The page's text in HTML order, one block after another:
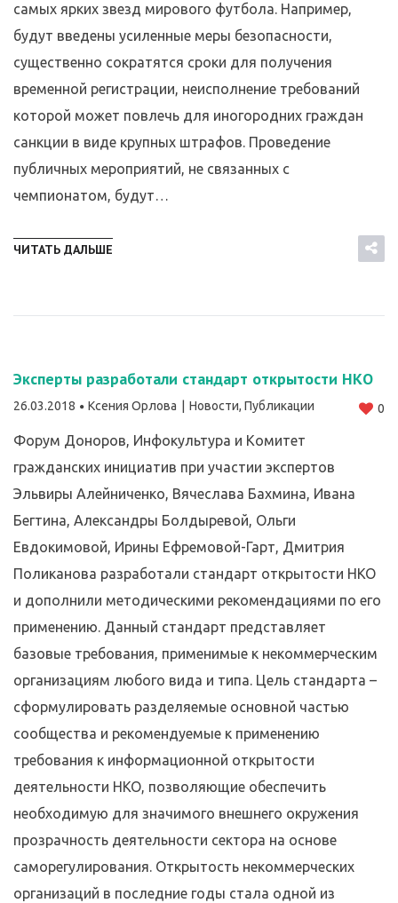
самых ярких звезд мирового футбола. Например,
будут введены усиленные меры безопасности,
существенно сократятся сроки для получения
временной регистрации, неисполнение требований
которой может повлечь для иногородних граждан
санкции в виде крупных штрафов. Проведение
публичных мероприятий, не связанных с
чемпионатом, будут…
ЧИТАТЬ ДАЛЬШЕ
Эксперты разработали стандарт открытости НКО
26.03.2018 Ксения Орлова Новости, Публикации 0
Форум Доноров, Инфокультура и Комитет
гражданских инициатив при участии экспертов
Эльвиры Алейниченко, Вячеслава Бахмина, Ивана
Бегтина, Александры Болдыревой, Ольги
Евдокимовой, Ирины Ефремовой-Гарт, Дмитрия
Поликанова разработали стандарт открытости НКО
и дополнили методическими рекомендациями по его
применению. Данный стандарт представляет
базовые требования, применимые к некоммерческим
организациям любого вида и типа. Цель стандарта –
сформулировать разделяемые основной частью
сообщества и рекомендуемые к применению
требования к информационной открытости
деятельности НКО, позволяющие обеспечить
необходимую для значимого внешнего окружения
прозрачность деятельности сектора на основе
саморегулирования. Открытость некоммерческих
организаций в последние годы стала одной из